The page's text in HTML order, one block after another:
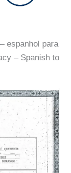
espanhol para
– Spanish to